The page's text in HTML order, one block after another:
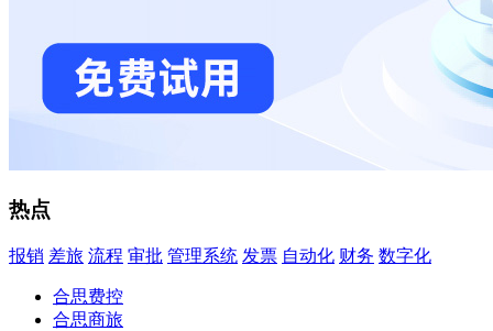
热点
报销 差旅 流程 审批 管理系统 发票 自动化 财务 数字化
合思费控
合思商旅